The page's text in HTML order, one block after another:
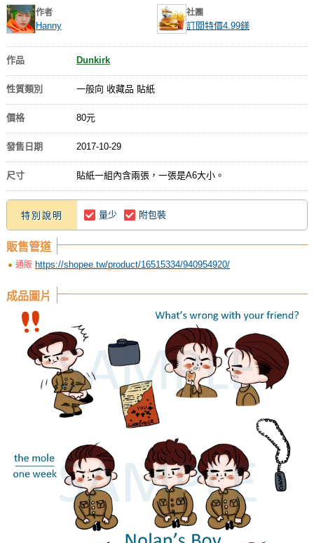
作者
Hanny
社團
訂閱特價4.99鎂
作品 Dunkirk
性質類別 一般向 收藏品 貼紙
價格 80元
發售日期 2017-10-29
尺寸 貼紙一組內含兩張，一張是A6大小。
特別說明 量少 附包裝
販售管道
通販 https://shopee.tw/product/16515334/940954920/
成品圖片